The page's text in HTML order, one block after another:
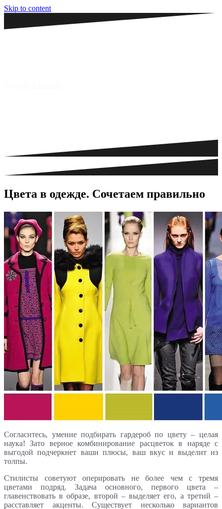
Skip to content
Цвета в одежде. Сочетаем правильно
Согласитесь, умение подбирать гардероб по цвету – целая
наука! Зато верное комбинирование расцветок в наряде с
выгодой подчеркнет ваши плюсы, ваш вкус и выделит из
толпы.
Стилисты советуют оперировать не более чем с тремя
цветами подряд. Задача основного, первого цвета –
главенствовать в образе, второй – выделяет его, а третий –
расставляет акценты. Существует несколько вариантов